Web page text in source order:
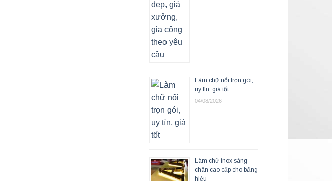
Làm chữ nổi trọn gói,
uy tín, giá tốt
04/08/2026
Làm chữ inox sáng
chân cao cấp cho bảng
hiệu